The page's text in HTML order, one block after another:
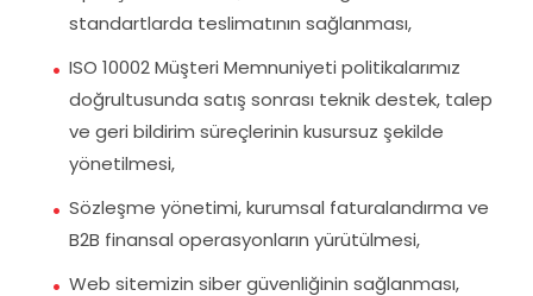
standartlarda teslimatının sağlanması,
ISO 10002 Müşteri Memnuniyeti politikalarımız
doğrultusunda satış sonrası teknik destek, talep
ve geri bildirim süreçlerinin kusursuz şekilde
yönetilmesi,
Sözleşme yönetimi, kurumsal faturalandırma ve
B2B finansal operasyonların yürütülmesi,
Web sitemizin siber güvenliğinin sağlanması,